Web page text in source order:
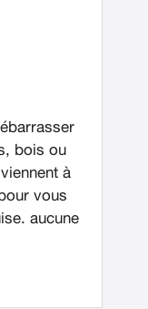
bois ou
à
vous
aucune